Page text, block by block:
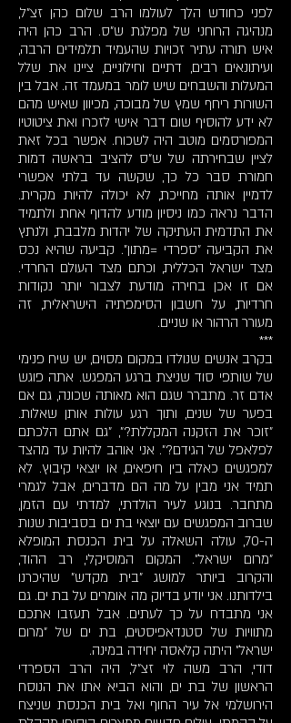
לפני כחודש הלך לעולמו הרב שלום כהן זצ"ל,
מנהיגה הרוחני של מפלגת ש"ס. הרב כהן היה
איש תורה עתיר זכויות שהעמיד תלמידים הרבה,
ועיתונאים רבים, דתיים וחילוניים, ציינו את שלל
המעלות והשבחים שיש לומר במעמד זה. אבל בין
השורות ריחף שמץ של מבוכה, מכיוון שאיש מהם
לא ידע להוסיף שום דבר אישי לזכרו ואת ציטוטיו
המפורסמים מוטב היה לשכוח. אפשר בכל זאת
לציין שבחירתה של ש"ס להציב בראשה דמות
חמורת סבר כל כך, שקשה עד בלתי אפשרי
לדמיין אותה מחייכת, לא יכולה להיות מקרית.
הדבר נראה כמו ניסיון מודע להדוף אחת ולתמיד
את התדמית העתיקה של יהדות מלבבת, ולנתץ
את הקביעה "ספרדי =מתון". קביעה שהיא נכס
מצד ישראל הכללית, וכתם מצד העולם החרדי.
אם זו אכן בחירה מודעת לצבור יותר נקודות
חרדיות, על חשבון הסימפתיה הישראלית, זה
מעורר הרהור או שניים.
***
בקרב אנשים שנולדו במקום מסוים, יש שיח פנימי
של שותפי סוד שניצת ברגע המפגש. אתה פוגש
אדם זר. מתברר שגם הוא מאותה שכונה, גם אם
בפער של שנים, ותוך רגע עולות אותן שאלות.
"זוכר את הזקנה המקללת?", "גם אתם הלכתם
לפלאפל של הגידם?". אני אוהב להיות עד מהצד
למפגשים כאלה בין חיפאים, או יוצאי קיבוץ. לא
תמיד אני מבין על מה הם מדברים, אבל לגמרי
מתחבר. בנוגע לעיר הולדתי, למדתי עם הזמן,
שברוב המפגשים עם יוצאי בת ים בסביבות שנות
ה-70, עולה השאלה על בית הכנסת המופלא
"מרום ישראל". המקום המוסיקלי, רב ההוד,
והקרוב ביותר למושג "בית מקדש" שהיכרנו
בילדותנו. אני יודע בדיוק מה אומרים על בת ים. גם
אני מתבדח על כך לעתים. אבל תעזבו אתכם
מתוויות של סטנדאפיסטים, בת ים של "מרום
ישראל" היתה קלאסה יחידה במינה.
דודי, הרב משה לוי זצ"ל, היה הרב הספרדי
הראשון של בת ים, והוא הביא אתו את הנוסח
הירושלמי אל עיר החוף ואל בית הכנסת שניצח